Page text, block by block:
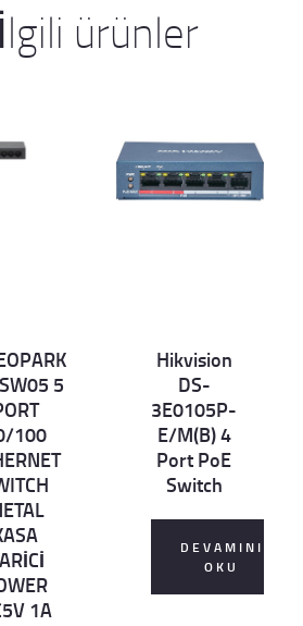
İlgili ürünler
5
100
1A
Det
Hikvision
DS-
3E0105P-
E/M(B) 4
Port PoE
Switch
DEVAMINI
OKU